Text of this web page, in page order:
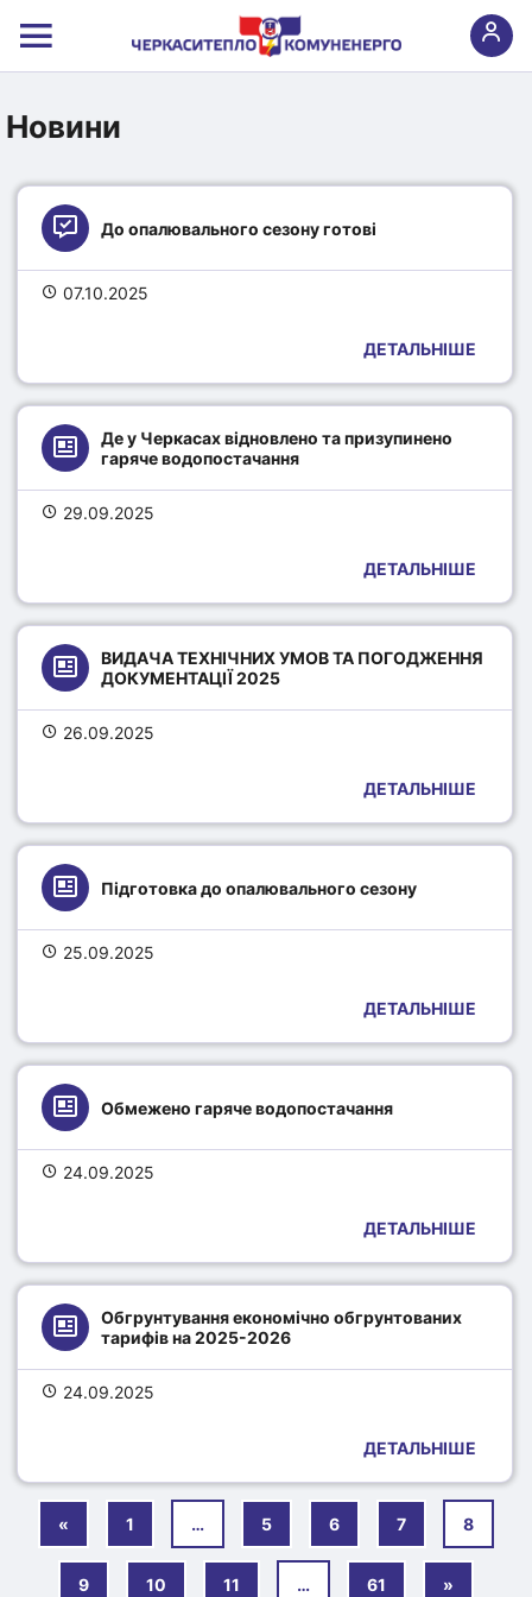
Новини
До опалювального сезону готові
07.10.2025
ДЕТАЛЬНІШЕ
Де у Черкасах відновлено та призупинено
гаряче водопостачання
29.09.2025
ДЕТАЛЬНІШЕ
ВИДАЧА ТЕХНІЧНИХ УМОВ ТА ПОГОДЖЕННЯ
ДОКУМЕНТАЦІЇ 2025
26.09.2025
ДЕТАЛЬНІШЕ
Підготовка до опалювального сезону
25.09.2025
ДЕТАЛЬНІШЕ
Обмежено гаряче водопостачання
24.09.2025
ДЕТАЛЬНІШЕ
Обгрунтування економічно обгрунтованих
тарифів на 2025-2026
24.09.2025
ДЕТАЛЬНІШЕ
« 1 … 5 6 7 8
9 10 11 … 61 »